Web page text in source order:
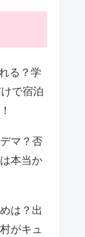
る？学
で宿泊
マ？否
本当か
は？出
がキュ